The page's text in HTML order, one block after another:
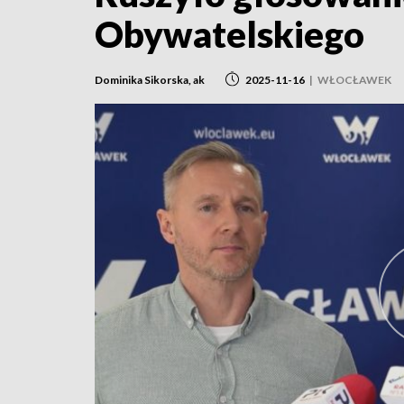
Obywatelskiego
Dominika Sikorska, ak 2025-11-16 | WŁOCŁAWEK